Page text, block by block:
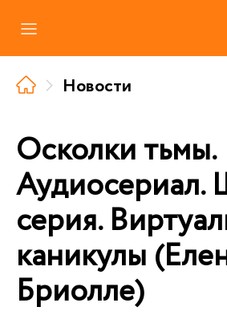
Где купить
Про аудиокниги
О нас
Партнерам
Новости
Осколки тьмы.
Аудиосериал.
серия.
каникулы
Бриолле)